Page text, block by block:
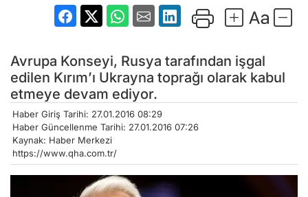
Avrupa Konseyi, Rusya tarafından işgal
edilen Kırım’ı Ukrayna toprağı olarak kabul
etmeye devam ediyor.
Haber Giriş Tarihi: 27.01.2016 08:29
Haber Güncellenme Tarihi: 27.01.2016 07:26
Kaynak: Haber Merkezi
https://www.qha.com.tr/